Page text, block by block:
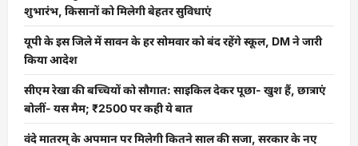
शुभारंभ, किसानों को मिलेगी बेहतर सुविधाएं
यूपी के इस जिले में सावन के हर सोमवार को बंद रहेंगे स्कूल, DM ने जारी
किया आदेश
सीएम रेखा की बच्चियों को सौगात: साइकिल देकर पूछा- खुश हैं, छात्राएं
बोलीं- यस मैम; ₹2500 पर कही ये बात
वंदे मातरम् के अपमान पर मिलेगी कितने साल की सजा, सरकार के नए